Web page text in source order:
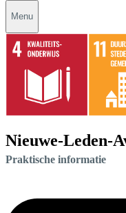
Menu
Nieuwe-Leden-
Praktische informatie